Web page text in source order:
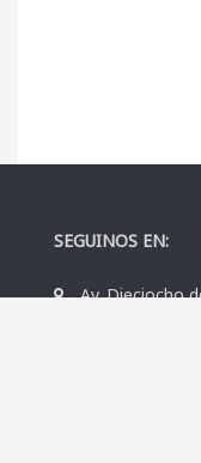
SEGUINOS EN:
Av. Dieciocho